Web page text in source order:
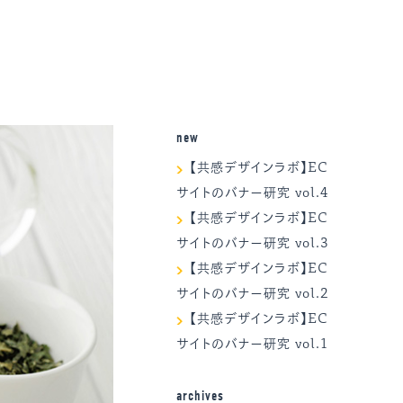
new
【共感デザインラボ】EC
サイトのバナー研究 vol.4
【共感デザインラボ】EC
サイトのバナー研究 vol.3
【共感デザインラボ】EC
サイトのバナー研究 vol.2
【共感デザインラボ】EC
サイトのバナー研究 vol.1
archives